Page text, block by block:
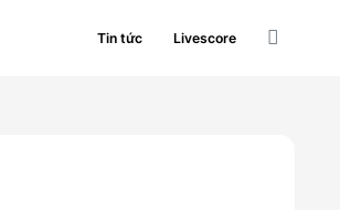
Tin tức Livescore